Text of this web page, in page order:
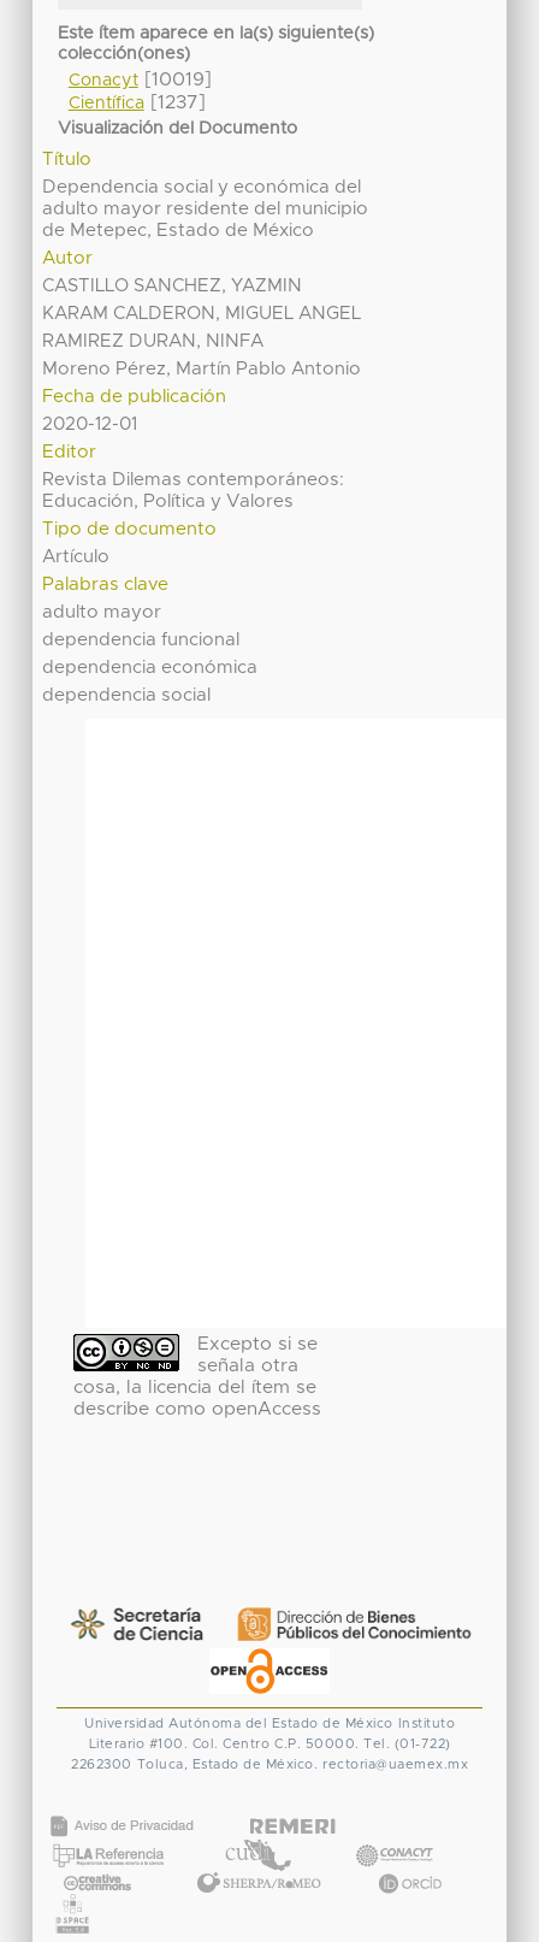
Este ítem aparece en la(s) siguiente(s)
colección(ones)
Conacyt[10019]
Científica[1237]
Visualización del Documento
Título
Dependencia social y económica del
adulto mayor residente del municipio
de Metepec, Estado de México
Autor
CASTILLO SANCHEZ, YAZMIN
KARAM CALDERON, MIGUEL ANGEL
RAMIREZ DURAN, NINFA
Moreno Pérez, Martín Pablo Antonio
Fecha de publicación
2020-12-01
Editor
Revista Dilemas contemporáneos:
Educación, Política y Valores
Tipo de documento
Artículo
Palabras clave
adulto mayor
dependencia funcional
dependencia económica
dependencia social
Excepto si se
señala otra
cosa, la licencia del ítem se
describe como openAccess
Universidad Autónoma del Estado de México
Instituto
Literario #100. Col. Centro C.P. 50000. Tel. (01-722)
2262300 Toluca, Estado de México. rectoria@uaemex.mx